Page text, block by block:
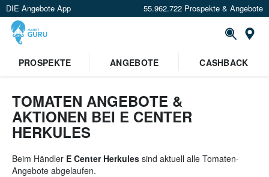
DIE Angebote App 55.962.722 Prospekte & Angebote
Standort festlegen
PROSPEKTE ANGEBOTE CASHBACK
TOMATEN ANGEBOTE &
AKTIONEN BEI E CENTER
HERKULES
Beim Händler E Center Herkules sind aktuell alle Tomaten-
Angebote abgelaufen.